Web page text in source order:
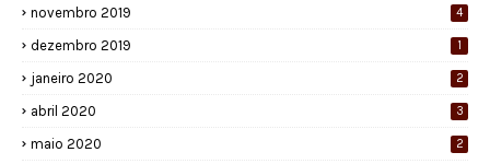
novembro 2019 4
dezembro 2019 1
janeiro 2020 2
abril 2020 3
maio 2020 2